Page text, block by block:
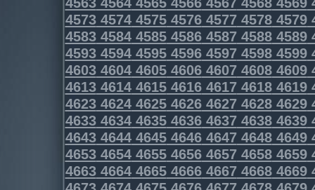
4573457445754576457745784579
4583458445854586458745884589
4593459445954596459745984599
4603460446054606460746084609
4613461446154616461746184619
4623462446254626462746284629
4633463446354636463746384639
4643464446454646464746484649
4653465446554656465746584659
4663466446654666466746684669